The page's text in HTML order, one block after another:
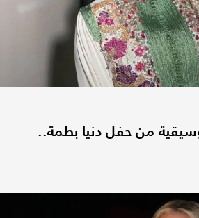
من حفل دنيا بطمة..